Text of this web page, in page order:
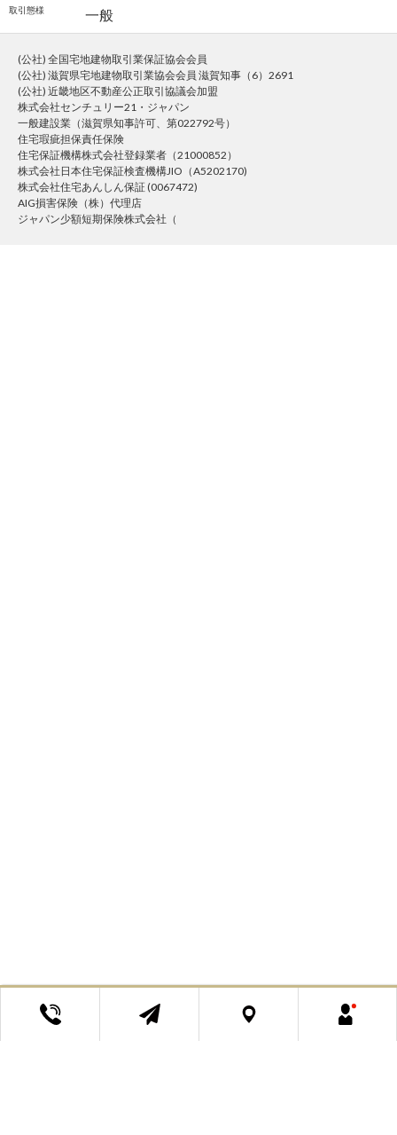
取引態様 一般
(公社) 全国宅地建物取引業保証協会会員
(公社) 滋賀県宅地建物取引業協会会員 滋賀知事（6）2691
(公社) 近畿地区不動産公正取引協議会加盟
株式会社センチュリー21・ジャパン
一般建設業（滋賀県知事許可、第022792号）
住宅瑕疵担保責任保険
住宅保証機構株式会社登録業者（21000852）
株式会社日本住宅保証検査機構JIO（A5202170)
株式会社住宅あんしん保証 (0067472)
AIG損害保険（株）代理店
ジャパン少額短期保険株式会社（